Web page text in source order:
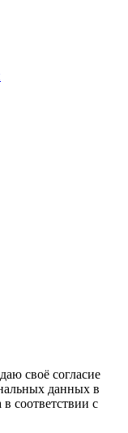
своё согласие
данных в
соответствии с